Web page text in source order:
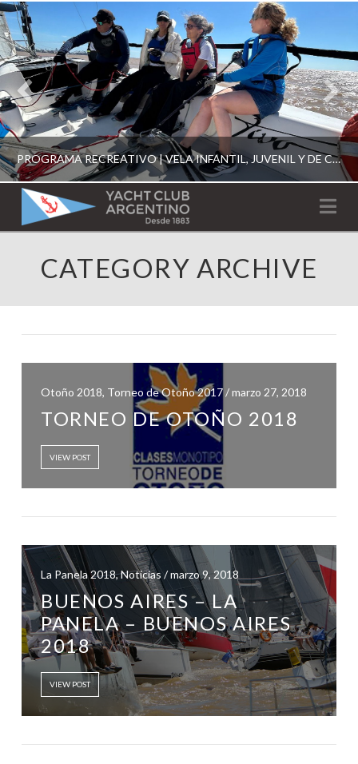
PROGRAMA RECREATIVO | VELA INFANTIL, JUVENIL Y DE CRUCERO 2026
ESCUELA RECREATIVA 2026
YACHT
CLUB
ARGENTINO
CATEGORY ARCHIVE
Otoño 2018, Torneo de Otoño 2017 / marzo 27, 2018
TORNEO DE OTOÑO 2018
VIEW POST
La Panela 2018, Noticias / marzo 9, 2018
BUENOS AIRES – LA
PANELA – BUENOS AIRES
2018
VIEW POST